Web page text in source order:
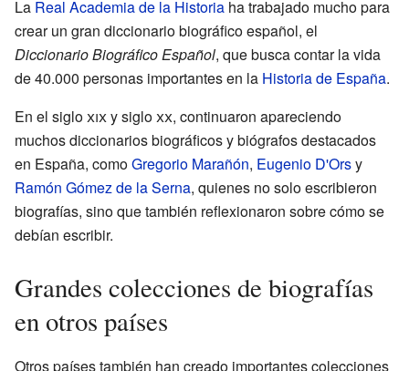
La Real Academia de la Historia ha trabajado mucho para
crear un gran diccionario biográfico español, el
Diccionario Biográfico Español, que busca contar la vida
de 40.000 personas importantes en la Historia de España.
En el sigloxix y sigloxx, continuaron apareciendo
muchos diccionarios biográficos y biógrafos destacados
en España, comoGregorio Marañón, Eugenio D'Orsy
Ramón Gómez de la Serna, quienes no solo escribieron
biografías, sino que también reflexionaron sobre cómo se
debían escribir.
Grandes colecciones de biografías
en otros países
Otros países también han creado importantes colecciones